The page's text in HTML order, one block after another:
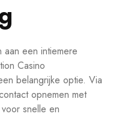
een intiemere
Casino
belangrijke optie. Via
opnemen met
snelle en